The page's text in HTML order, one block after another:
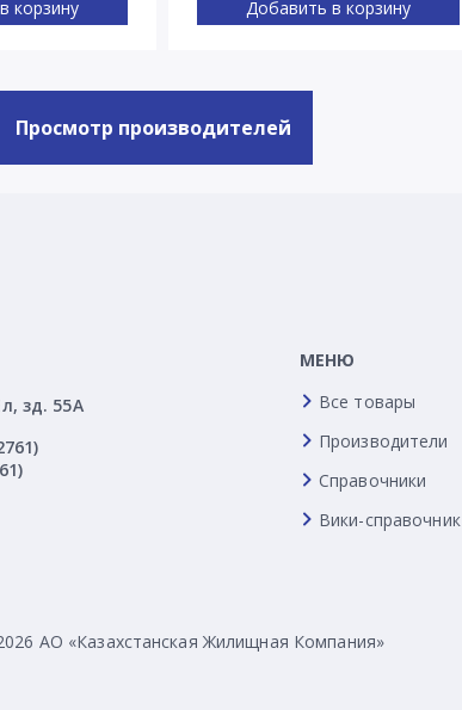
корзину Добавить в корзину
Просмотр производителей
зд. 55А
МЕНЮ
Все товары
Производители
Справочники
Вики-справочник
АО «Казахстанская Жилищная Компания»